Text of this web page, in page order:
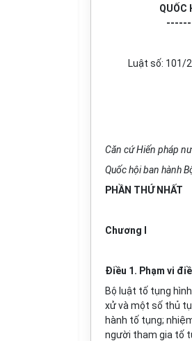
QUỐC
Luật số: 101/
Căn cứ Hiến pháp
Quốc hội ban hành
PHẦN THỨ NHẤT
Chương I
Điều 1. Phạm vi
Bộ luật tố tụng
xử và một số thủ
hành tố tụng;
người tham gia tố